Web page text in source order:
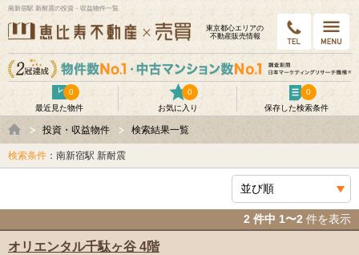
南新宿駅 新耐震の投資・収益物件一覧
東京都⼼エリアの
不動産販売情報
最近見た物件
0
お気に入り
0
保存した検索条件
0
投資・収益物件 検索結果一覧
検索条件 ：南新宿駅 新耐震
2 件中 1〜2 件を表示
オリエンタル千駄ヶ谷 4階